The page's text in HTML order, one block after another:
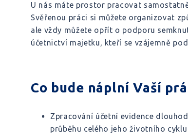
U nás máte prostor pracovat
Svěřenou práci si můžete organizovat
ale vždy můžete opřít o podporu
účetnictví majetku, kteří se vzájemně
Co bude náplní Vaší
Zpracování účetní evidence
průběhu celého jeho životního cyklu